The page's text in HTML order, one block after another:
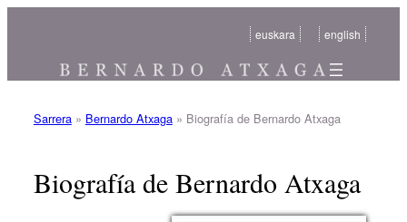
contenido
euskara english
Sarrera» Bernardo Atxaga» Biografía de Bernardo Atxaga
Biografía de Bernardo Atxaga